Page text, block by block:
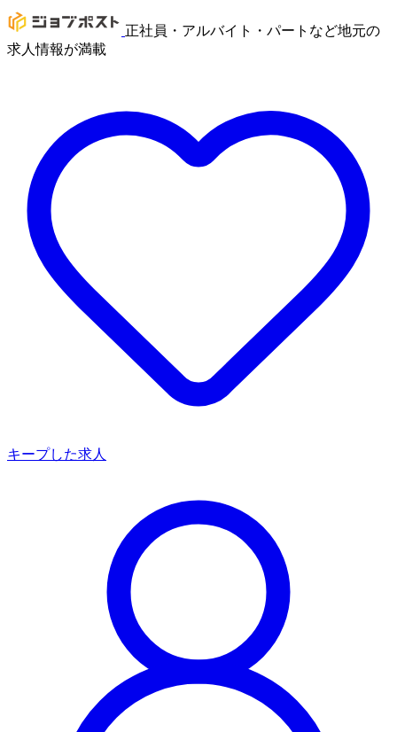
正社員・アルバイト・パートなど地元の
求人情報が満載
キープした求人